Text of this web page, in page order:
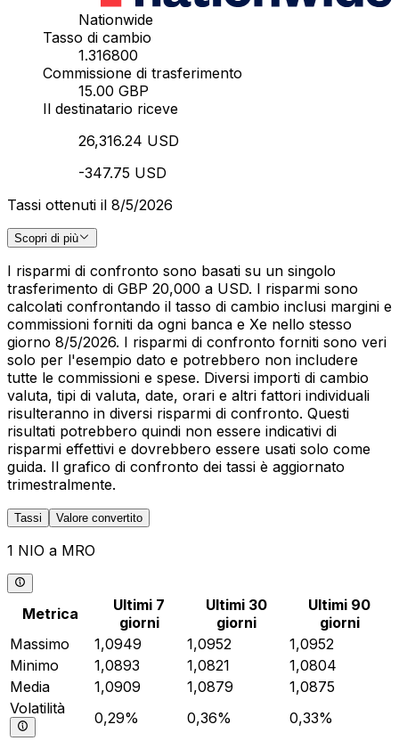
Nationwide
Tasso di cambio
1.316800
Commissione di trasferimento
15.00 GBP
Il destinatario riceve
26,316.24 USD
-347.75 USD
Tassi ottenuti il 8/5/2026
Scopri di più
I risparmi di confronto sono basati su un singolo
trasferimento di GBP 20,000 a USD. I risparmi sono
calcolati confrontando il tasso di cambio inclusi margini e
commissioni forniti da ogni banca e Xe nello stesso
giorno 8/5/2026. I risparmi di confronto forniti sono veri
solo per l'esempio dato e potrebbero non includere
tutte le commissioni e spese. Diversi importi di cambio
valuta, tipi di valuta, date, orari e altri fattori individuali
risulteranno in diversi risparmi di confronto. Questi
risultati potrebbero quindi non essere indicativi di
risparmi effettivi e dovrebbero essere usati solo come
guida. Il grafico di confronto dei tassi è aggiornato
trimestralmente.
Tassi Valore convertito
1 NIO a MRO
Metrica
Ultimi 7
giorni
Ultimi 30
giorni
Ultimi 90
giorni
Massimo
1,0949 1,0952
1,0952
Minimo
1,0893 1,0821
1,0804
Media
1,0909 1,0879
1,0875
Volatilità
0,29% 0,36% 0,33%